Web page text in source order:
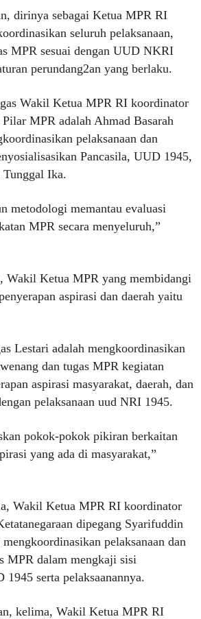
dirinya sebagai Ketua MPR RI
seluruh pelaksanaan,
MPR sesuai dengan UUD NKRI
perundang2an yang berlaku.
Wakil Ketua MPR RI koordinator
MPR adalah Ahmad Basarah
pelaksanaan dan
Pancasila, UUD 1945,
Ika.
metodologi memantau evaluasi
MPR secara menyeluruh,”
Wakil Ketua MPR yang membidangi
aspirasi dan daerah yaitu
Lestari adalah mengkoordinasikan
dan tugas MPR kegiatan
aspirasi masyarakat, daerah, dan
pelaksanaan uud NRI 1945.
pokok-pokok pikiran berkaitan
yang ada di masyarakat,”
Wakil Ketua MPR RI koordinator
dipegang Syarifuddin
pelaksanaan dan
MPR dalam mengkaji sisi
1945 serta pelaksaanannya.
kelima, Wakil Ketua MPR RI